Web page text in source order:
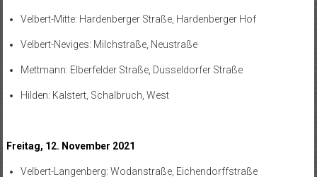
Velbert-Mitte: Hardenberger Straße, Hardenberger Hof
Velbert-Neviges: Milchstraße, Neustraße
Mettmann: Elberfelder Straße, Düsseldorfer Straße
Hilden: Kalstert, Schalbruch, West
Freitag, 12. November 2021
Velbert-Langenberg: Wodanstraße, Eichendorffstraße